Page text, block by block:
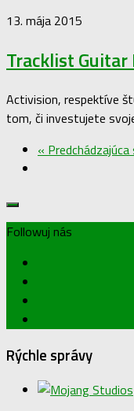
13. mája 2015
Tracklist
Activision, respektíve
tom, či investujete
«
Followuj nás
Rýchle správy